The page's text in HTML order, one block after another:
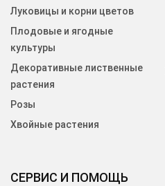
СЕРВИС И ПОМОЩЬ
Луковицы и корни цветов
Плодовые и ягодные
культуры
Декоративные лиственные
растения
Розы
Хвойные растения